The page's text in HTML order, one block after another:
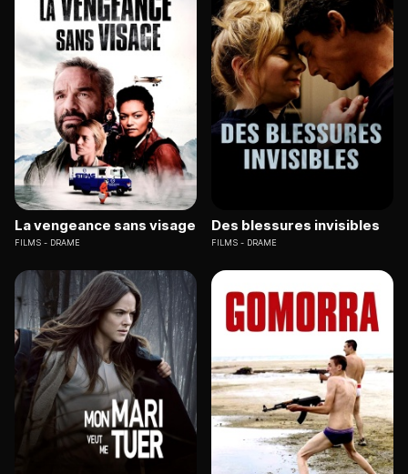
La vengeance sans visage
FILMS DRAME
Des blessures invisibles
FILMS DRAME